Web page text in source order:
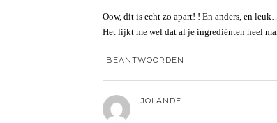
Oow, dit is echt zo apart! ! En anders, en
Het lijkt me wel dat al je ingrediënten heel
BEANTWOORDEN
JOLANDE